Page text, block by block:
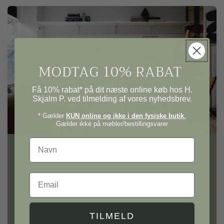
H. Skjalm P.
Gå på opdagelse i vores univers af møbler og
interiør til hele hjemmet.
MODTAG 10% RABAT
Få 10% rabat* på dit næste online køb hos H.
Skjalm P. ved tilmelding af vores nyhedsbrev.
* Gælder KUN online og ikke i den fysiske butik
Gælder ikke på møbler/bestillingsvarer
Navn
Email
TILMELD